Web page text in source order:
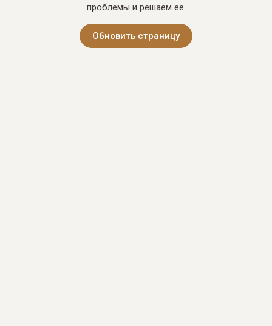
проблемы и решаем её.
Обновить страницу